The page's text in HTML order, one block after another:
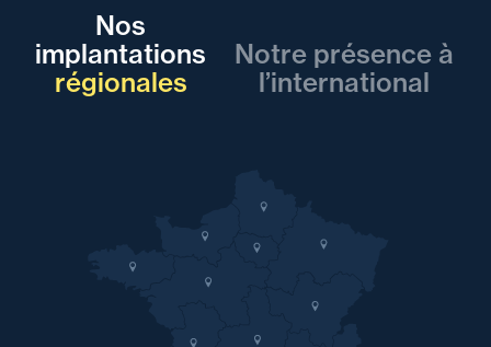
Nos
implantations
régionales
Notre présence à
l’international